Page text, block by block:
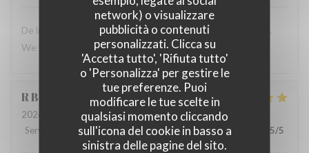
network) o visualizzare
pubblicità o contenuti
personalizzati. Clicca su
'Accetta tutto', 'Rifiuta tutto'
o 'Personalizza' per gestire le
tue preferenze. Puoi
modificare le tue scelte in
qualsiasi momento cliccando
sull'icona del cookie in basso a
sinistra delle pagine del sito.
De lunch was erg lekker en het zag er ook erg verzorgd uit.
We komen graag weer terug
RB
2026-08-02
- 12:00 - Ospiti 4
Servizio
Atmosfera: 5 /5 Cucina: 5/5 Qualità / Prezzo 5/5